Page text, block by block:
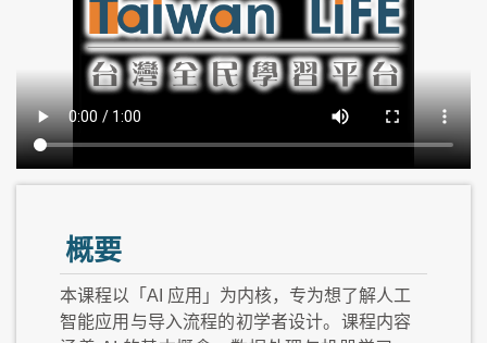
概要
本课程以「AI 应用」为内核，专为想了解人工
智能应用与导入流程的初学者设计。课程内容